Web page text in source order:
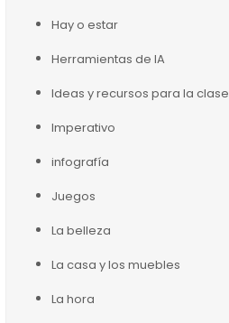
Hay o estar
Herramientas de IA
Ideas y recursos para la clase
Imperativo
infografía
Juegos
La belleza
La casa y los muebles
La hora